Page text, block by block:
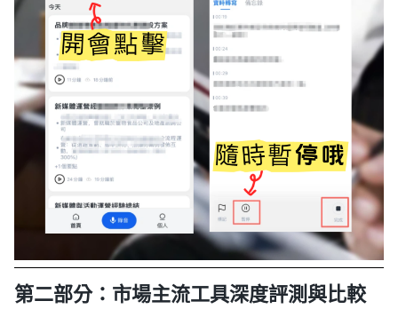
第二部分：市場主流工具深度評測與比較